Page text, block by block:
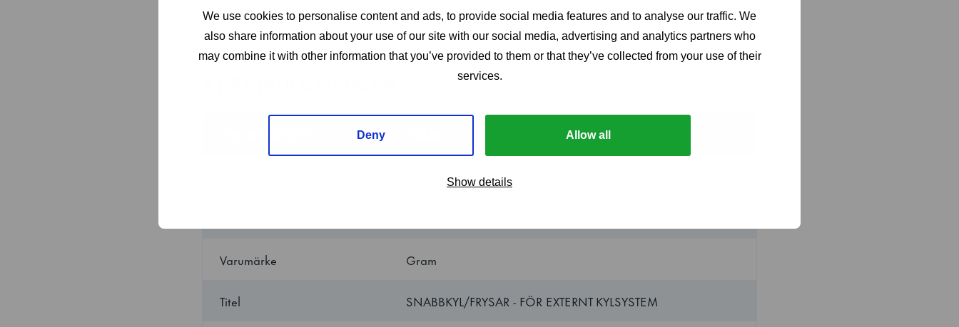
We use cookies to personalise content and ads, to provide social media features and to analyse our traffic. We
also share information about your use of our site with our social media, advertising and analytics partners who
may combine it with other information that you’ve provided to them or that they’ve collected from your use of their
services.
Deny Allow all
Show details
Finns som räckvidds-, inrullnings- eller genomrullningsmodeller för små eller stora operationer.
Delleverans eller nyckel.
Visa mer
860900501
Varumärke Gram
Titel SNABBKYL/FRYSAR - FÖR EXTERNT KYLSYSTEM